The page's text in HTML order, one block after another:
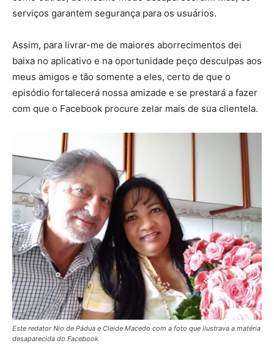
serviços garantem segurança para os usuários.
Assim, para livrar-me de maiores aborrecimentos dei
baixa no aplicativo e na oportunidade peço desculpas aos
meus amigos e tão somente a eles, certo de que o
episódio fortalecerá nossa amizade e se prestará a fazer
com que o Facebook procure zelar mais de sua clientela.
Este redator Nio de Pádua e Cleide Macedo com a foto que ilustrava a matéria
desaparecida do Facebook